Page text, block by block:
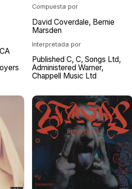
Compuesta por
David Coverdale Bernie
Marsden
Interpretada por
Published C C Songs Ltd
Administered Warner
Chappell Music Ltd